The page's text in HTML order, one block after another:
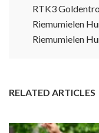
RTK3
Riemumielen
Riemumielen
RELATED ARTICLES